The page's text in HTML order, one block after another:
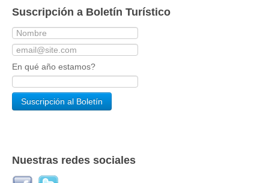
Suscripción a Boletín Turístico
En qué año estamos?
Nuestras redes sociales